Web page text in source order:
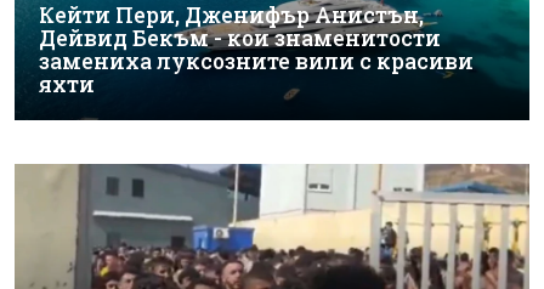
Кейти Пери, Дженифър Анистън,
Дейвид Бекъм - кои знаменитости
замениха луксозните вили с красиви
яхти